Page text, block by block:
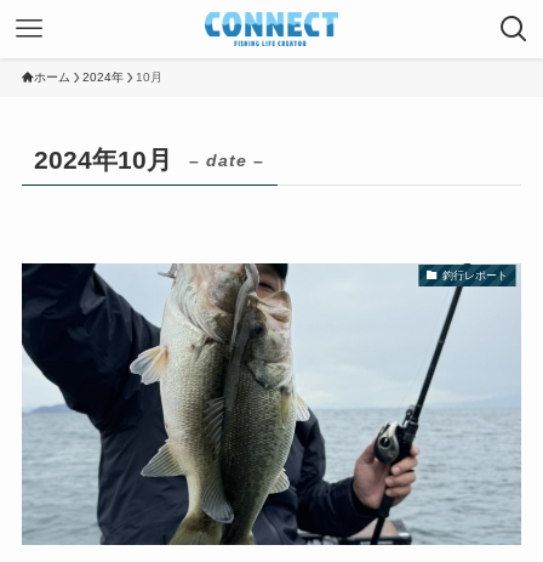
ホーム 2024年 10月
2024年10月 – date –
釣行レポート